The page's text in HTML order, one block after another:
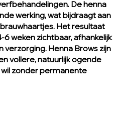
De henna
werking, wat bijdraagt aan
Het resultaat
weken zichtbaar, afhankelijk
verzorging. Henna Brows zijn
vollere, natuurlijk ogende
zonder permanente